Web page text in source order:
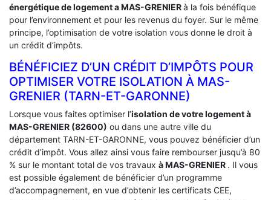
énergétique de logement aMAS-GRENIERà la fois bénéfique
pour l’environnement et pour les revenus du foyer. Sur le même
principe, l’optimisation de votre isolation vous donne le droit à
un crédit d’impôts.
BÉNÉFICIEZ D’UN CRÉDIT D’IMPÔTS POUR
OPTIMISER VOTRE ISOLATION À ‎MAS-
GRENIER (TARN-ET-GARONNE)
Lorsque vous faites optimiser l’isolation de votre logement à
MAS-GRENIER (82600) ou dans une autre ville du
département TARN-ET-GARONNE, vous pouvez bénéficier d’un
crédit d’impôt. Vous allez ainsi vous faire rembourser jusqu’à 80
% sur le montant total de vos travaux à MAS-GRENIER . Il vous
est possible également de bénéficier d’un programme
d’accompagnement, en vue d’obtenir les certificats CEE,